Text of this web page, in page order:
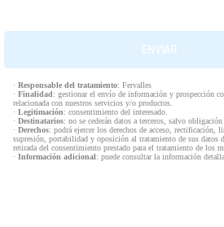
· Responsable del tratamiento: Fervalles
· Finalidad: gestionar el envío de información y prospección
relacionada con nuestros servicios y/o productos.
· Legitimación: consentimiento del interesado.
· Destinatarios: no se cederán datos a terceros, salvo obligación
· Derechos: podrá ejercer los derechos de acceso, rectificación,
supresión, portabilidad y oposición al tratamiento de sus datos
retirada del consentimiento prestado para el tratamiento de los
· Información adicional: puede consultar la información